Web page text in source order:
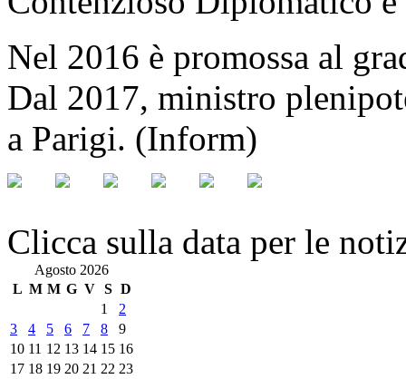
Nel 2016 è promossa al
Dal 2017, ministro
a Parigi. (Inform)
Clicca sulla data per le
Agosto 2026
L M M G V S D
1
2
3
4 5 6 7 8
9
10 11 12 13 14 15 16
17 18 19 20 21 22 23